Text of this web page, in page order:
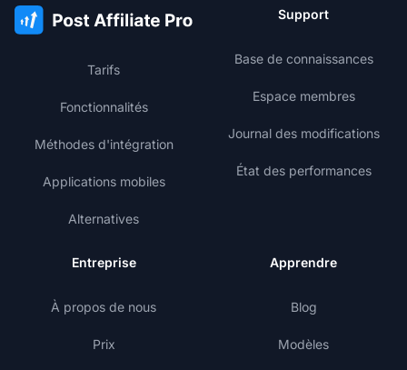
Tarifs
Fonctionnalités
Méthodes d'intégration
Applications mobiles
Alternatives
Support
Base de connaissances
Espace membres
Journal des modifications
État des performances
Entreprise
À propos de nous
Prix
Apprendre
Blog
Modèles